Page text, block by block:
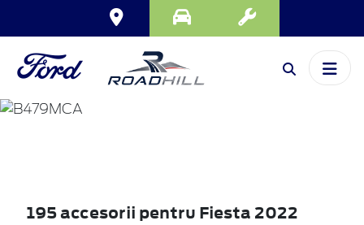
FIESTA
195 accesorii pentru Fiesta 2022